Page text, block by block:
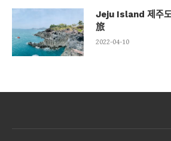
Jeju Island 제주
旅
2022-04-10